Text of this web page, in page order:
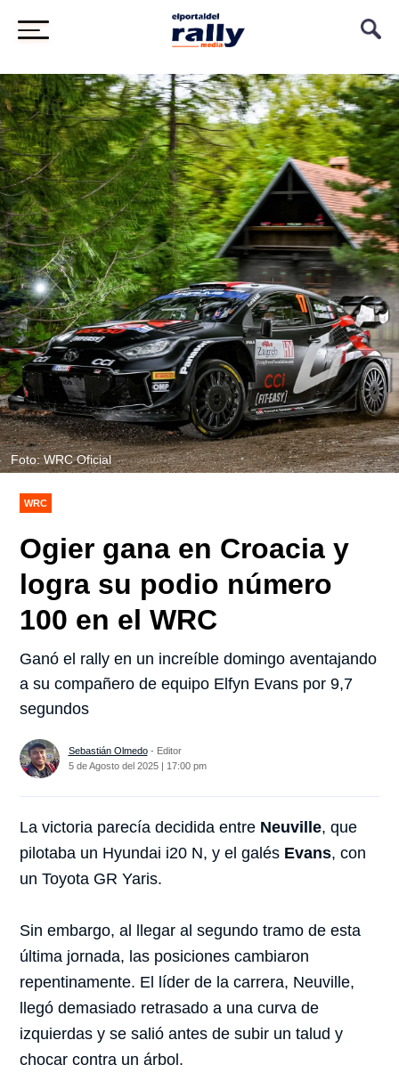
Foto: WRC Oficial
WRC
Ogier gana en Croacia y
logra su podio número
100 en el WRC
Ganó el rally en un increíble domingo aventajando
a su compañero de equipo Elfyn Evans por 9,7
segundos
Sebastián Olmedo- Editor
5 de Agosto del 2025 | 17:00 pm
La victoria parecía decidida entre Neuville, que
pilotaba un Hyundai i20 N, y el galés Evans, con
un Toyota GR Yaris.
Sin embargo, al llegar al segundo tramo de esta
última jornada, las posiciones cambiaron
repentinamente. El líder de la carrera, Neuville,
llegó demasiado retrasado a una curva de
izquierdas y se salió antes de subir un talud y
chocar contra un árbol.